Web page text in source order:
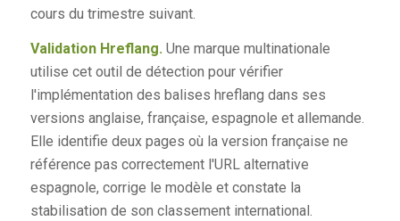
cours du trimestre suivant.
Validation Hreflang.Une marque multinationale
utilise cet outil de détection pour vérifier
l'implémentation des balises hreflang dans ses
versions anglaise, française, espagnole et allemande.
Elle identifie deux pages où la version française ne
référence pas correctement l'URL alternative
espagnole, corrige le modèle et constate la
stabilisation de son classement international.